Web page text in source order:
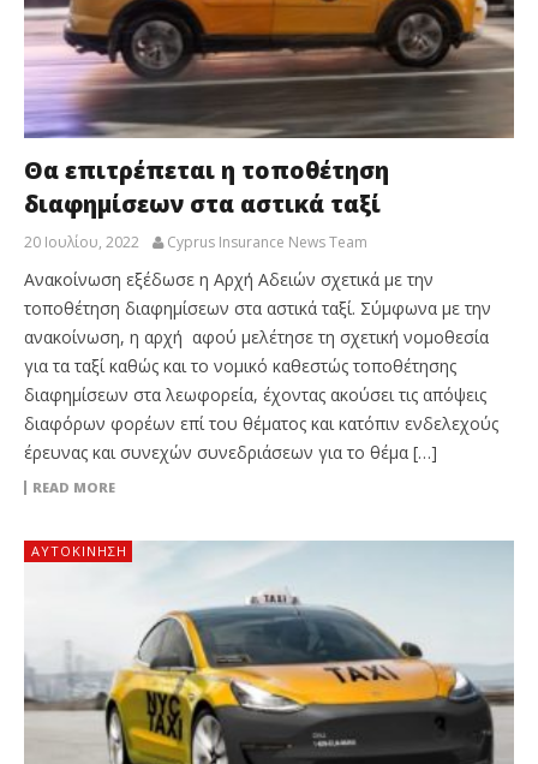
Θα επιτρέπεται η τοποθέτηση
διαφημίσεων στα αστικά ταξί
20 Ιουλίου, 2022 Cyprus Insurance News Team
Ανακοίνωση εξέδωσε η Αρχή Αδειών σχετικά με την
τοποθέτηση διαφημίσεων στα αστικά ταξί. Σύμφωνα με την
ανακοίνωση, η αρχή αφού μελέτησε τη σχετική νομοθεσία
για τα ταξί καθώς και το νομικό καθεστώς τοποθέτησης
διαφημίσεων στα λεωφορεία, έχοντας ακούσει τις απόψεις
διαφόρων φορέων επί του θέματος και κατόπιν ενδελεχούς
έρευνας και συνεχών συνεδριάσεων για το θέμα […]
READ MORE
ΑΥΤΟΚΙΝΗΣΗ